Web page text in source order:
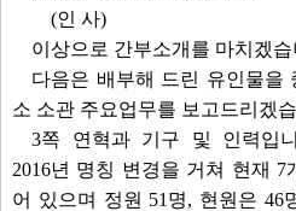
(인 사)
이상으로 간부소개를 마치겠습
다음은 배부해 드린 유인물을
소 소관 주요업무를 보고드리겠
3쪽 연혁과 기구 및 인력입
2016년 명칭 변경을 거쳐 현재 7
어 있으며 정원 51명, 현원은 46